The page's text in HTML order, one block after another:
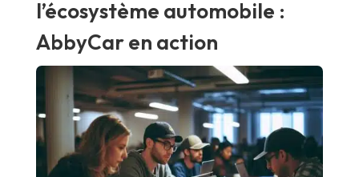
l’écosystème automobile :
AbbyCar en action